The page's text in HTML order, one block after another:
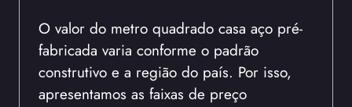
O valor do metro quadrado casa aço pré-
fabricada varia conforme o padrão
construtivo e a região do país. Por isso,
apresentamos as faixas de preço